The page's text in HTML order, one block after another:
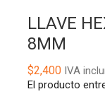
LLAVE
8MM
$2,400IVA
El producto